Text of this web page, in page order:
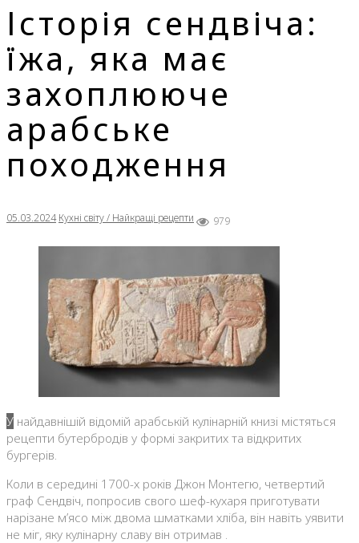
Історія сендвіча:
їжа, яка має
захоплююче
арабське
походження
05.03.2024 Кухні світу / Найкращі рецепти 979
У найдавнішій відомій арабській кулінарній книзі містяться
рецепти бутербродів у формі закритих та відкритих
бургерів.
Коли в середині 1700-х років Джон Монтегю, четвертий
граф Сендвіч, попросив свого шеф-кухаря приготувати
нарізане м’ясо між двома шматками хліба, він навіть уявити
не міг, яку кулінарну славу він отримав .